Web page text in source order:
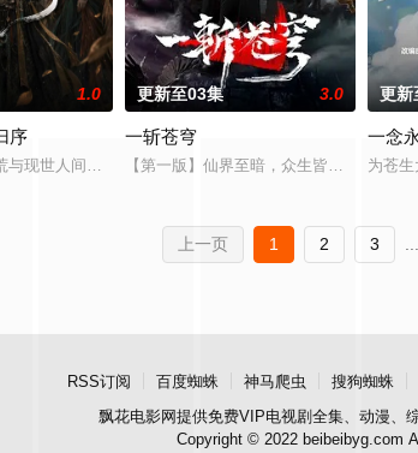
向披靡。唯独开山弟子徐阳一直是炼气期，为突破修
1.0
序
与现世人间两界，由太极壁垒相隔，域外虚无异境滋生侵
更新至03集 3.0
一斩苍穹
【第一版】仙界至暗，众生皆材；残躯
更新
一念
为苍
上一页 1 2 3 ...
RSS订阅 百度蜘蛛 神马爬虫 搜狗蜘蛛
飘花电影网提供免费VIP电视剧全集、动漫、
Copyright © 2022 beibeibyg.com